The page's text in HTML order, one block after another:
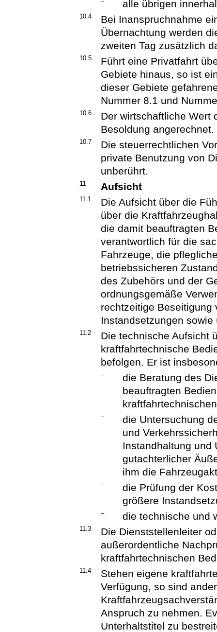
alle übrigen
10.4
Bei Inanspruchnahme
Übernachtung werden
zweiten Tag zusätzlich
10.5
Führt eine Privatfahrt
Gebiete hinaus, so ist
dieser Gebiete
Nummer 8.1 und
10.6
Der wirtschaftliche Wert
Besoldung angerechnet.
10.7
Die steuerrechtlichen
private Benutzung von
unberührt.
11 Aufsicht
11.1
Die Aufsicht über die
über die
die damit beauftragten
verantwortlich für die
Fahrzeuge, die
betriebssicheren
des Zubehörs und der
ordnungsgemäße
rechtzeitige Beseitigung
Instandsetzungen
11.2
Die technische Aufsicht
kraftfahrtechnische
befolgen. Er ist
–
die Beratung des
beauftragten
–
die Untersuchung
und
Instandhaltung und
gutachterlicher
ihm die
–
die Prüfung der
größere
– die technische und
11.3
Die Dienststellenleiter
außerordentliche
kraftfahrtechnischen
11.4
Stehen eigene
Verfügung, so sind
Anspruch zu nehmen.
Unterhaltstitel zu